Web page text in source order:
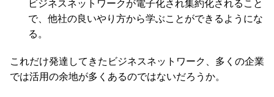
ビジネスネットワークが電子化され集約化されること
で、他社の良いやり方から学ぶことができるようにな
る。
これだけ発達してきたビジネスネットワーク、多くの企業
では活用の余地が多くあるのではないだろうか。